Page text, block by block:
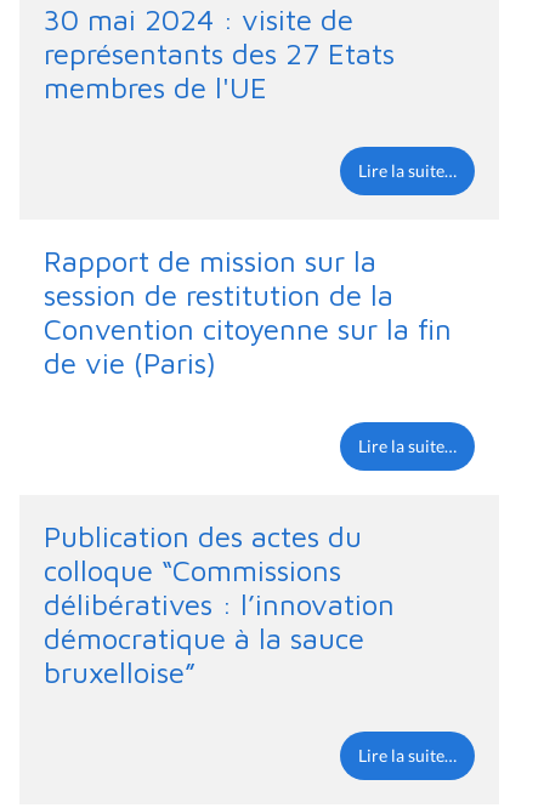
30 mai 2024 : visite de
représentants des 27 Etats
membres de l'UE
Lire la suite…
Rapport de mission sur la
session de restitution de la
Convention citoyenne sur la fin
de vie (Paris)
Lire la suite…
Publication des actes du
colloque “Commissions
délibératives : l’innovation
démocratique à la sauce
bruxelloise”
Lire la suite…